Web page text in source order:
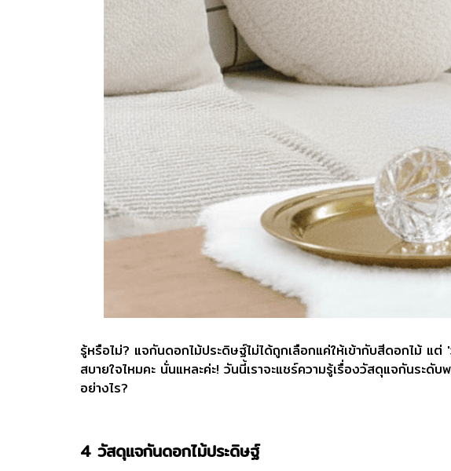
รู้หรือไม่? แจกันดอกไม้ประดิษฐ์ไม่ได้ถูกเลือกแค่ให้เข้ากับสีดอกไม้
สบายใจไหมคะ นั่นแหละค่ะ! วันนี้เราจะแชร์ความรู้เรื่องวัสดุแจกันระดั
อย่างไร?
4 วัสดุแจกันดอกไม้ประดิษฐ์